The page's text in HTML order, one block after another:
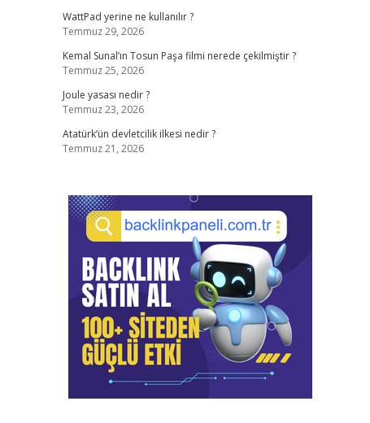
WattPad yerine ne kullanılır ?
Temmuz 29, 2026
Kemal Sunal’ın Tosun Paşa filmi nerede çekilmiştir ?
Temmuz 25, 2026
Joule yasası nedir ?
Temmuz 23, 2026
Atatürk’ün devletcilik ilkesi nedir ?
Temmuz 21, 2026